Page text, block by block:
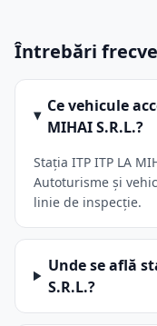
Întrebări
Ce vehicule
MIHAI S.R.L.?
Stația ITP ITP LA
Autoturisme și
linie de inspecție.
Unde se află
S.R.L.?